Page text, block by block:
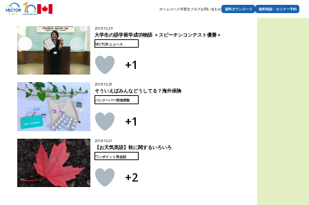
ホーム コース卒業生ブログお問い合わせ 資料ダウンロード 無料相談・セミナー予約
2019年10月
2019.10.24
大学生の語学留学成功物語 ＋スピーチンコンテスト優勝＋
VECTOR ニュース
+1
2019.10.23
そういえばみんなどうしてる？海外保険
バンクーバー現地情報
+1
2019.10.01
【お天気英語】秋に関するいろいろ
ワンポイント英会話
+2